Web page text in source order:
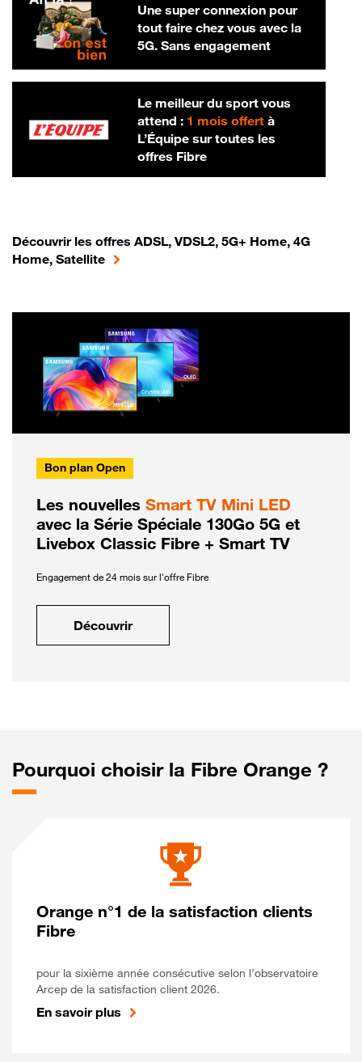
Une super connexion pour
tout faire chez vous avec la
5G. Sans engagement
Le meilleur du sport vous
attend : 1 mois offertà
L’Équipe sur toutes les
offres Fibre
Découvrir les offres ADSL, VDSL2, 5G+ Home, 4G
Home, Satellite
Bon plan Open
Les nouvelles Smart TV Mini LED
avec la Série Spéciale 130Go 5G et
Livebox Classic Fibre + Smart TV
Engagement de 24 mois sur l'offre Fibre
Découvrir
Pourquoi choisir la Fibre Orange ?
Orange n°1 de la satisfaction clients
Fibre
pour la sixième année consécutive selon l’observatoire
Arcep de la satisfaction client 2026.
En savoir plus